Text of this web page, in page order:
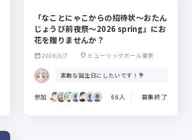
「なことにゃこからの招待状～おたん
じょうび前夜祭～2026 spring」にお
花を贈りませんか？
calendar_month2026/3/7 location_on ヒューリックホール東京
素敵な誕生日にしたいです！💐
参加 66人 募集終了